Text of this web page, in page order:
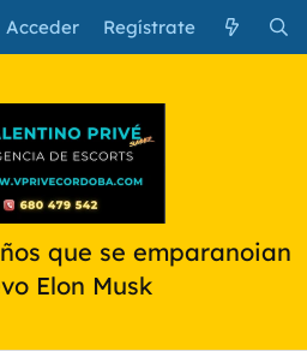
Acceder Regístrate
que se emparanoian
Elon Musk